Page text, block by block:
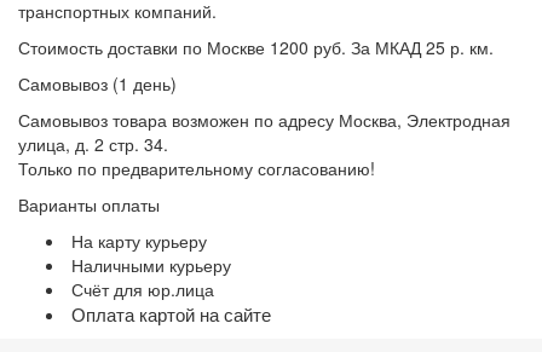
транспортных компаний.
Стоимость доставки по Москве 1200 руб. За МКАД 25 р. км.
Самовывоз (1 день)
Самовывоз товара возможен по адресу Москва, Электродная
улица, д. 2 стр. 34.
Только по предварительному согласованию!
Варианты оплаты
На карту курьеру
Наличными курьеру
Счёт для юр.лица
Оплата картой на сайте